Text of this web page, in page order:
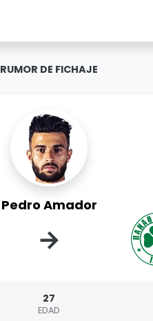
RUMOR DE FICHAJE
Pedro Amador
→
27
EDAD